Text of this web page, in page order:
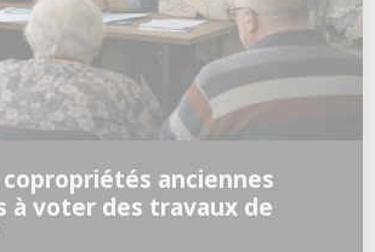
anciennes
à voter des travaux de